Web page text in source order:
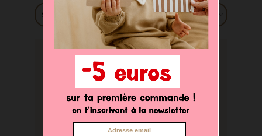
PERSONNALISATION
Souhaitez-vous personnaliser
votre produit ?
oui non